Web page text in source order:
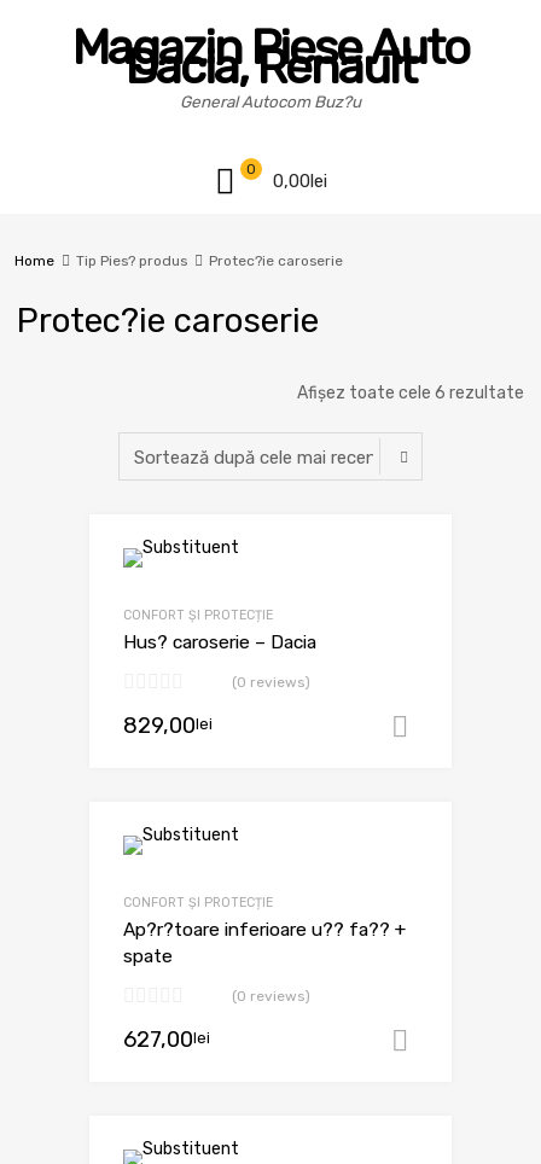
Magazin Piese Auto
Dacia, Renault
General Autocom Buz?u
0,00lei
0
Home Tip Pies? produs Protec?ie caroserie
Protec?ie caroserie
Afișez toate cele 6 rezultate
CONFORT ȘI PROTECȚIE
Hus? caroserie – Dacia
(0 reviews)
829,00lei
CONFORT ȘI PROTECȚIE
Ap?r?toare inferioare u?? fa?? +
spate
(0 reviews)
627,00lei